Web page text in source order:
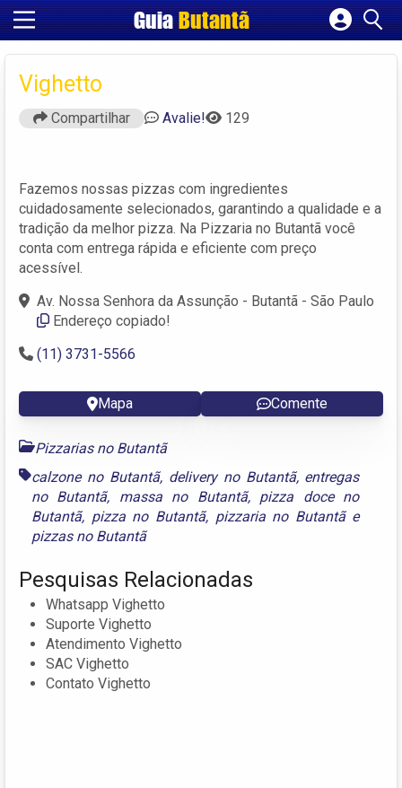
GuiaButantã
Cadastrar empresa
Vighetto
Compartilhar Avalie! 129
Fazemos nossas pizzas com ingredientes
cuidadosamente selecionados, garantindo a qualidade e a
tradição da melhor pizza. Na Pizzaria no Butantã você
conta com entrega rápida e eficiente com preço
acessível.
Av. Nossa Senhora da Assunção - Butantã - São Paulo
Endereço copiado!
(11) 3731-5566
Mapa Comente
Pizzarias no Butantã
calzone no Butantã, delivery no Butantã, entregas
no Butantã, massa no Butantã, pizza doce no
Butantã, pizza no Butantã, pizzaria no Butantãe
pizzas no Butantã
Pesquisas Relacionadas
Whatsapp Vighetto
Suporte Vighetto
Atendimento Vighetto
SAC Vighetto
Contato Vighetto